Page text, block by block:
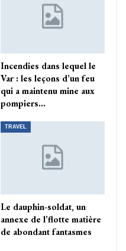
Incendies dans lequel le
Var : les leçons d’un feu
qui a maintenu mine aux
pompiers…
TRAVEL
Le dauphin-soldat, un
annexe de l’flotte matière
de abondant fantasmes